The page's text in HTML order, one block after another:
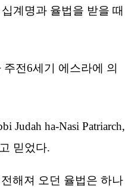
계명과 율법을 받을 때
전6세기 에스라에 의
Judah ha-Nasi Patriarch,
믿었다.
해져 오던 율법은 하나